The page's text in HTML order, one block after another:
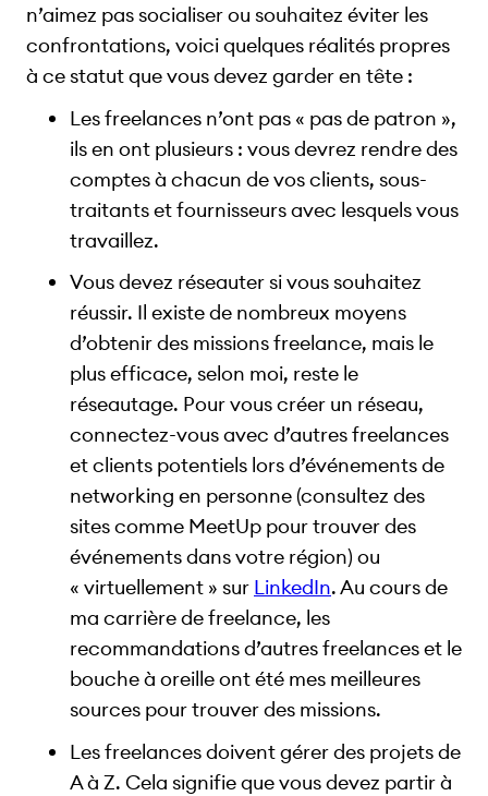
n’aimez pas socialiser ou souhaitez éviter les
confrontations, voici quelques réalités propres
à ce statut que vous devez garder en tête :
Les freelances n’ont pas « pas de patron »,
ils en ont plusieurs : vous devrez rendre des
comptes à chacun de vos clients, sous-
traitants et fournisseurs avec lesquels vous
travaillez.
Vous devez réseauter si vous souhaitez
réussir. Il existe de nombreux moyens
d’obtenir des missions freelance, mais le
plus efficace, selon moi, reste le
réseautage. Pour vous créer un réseau,
connectez-vous avec d’autres freelances
et clients potentiels lors d’événements de
networking en personne (consultez des
sites comme MeetUp pour trouver des
événements dans votre région) ou
« virtuellement » sur LinkedIn. Au cours de
ma carrière de freelance, les
recommandations d’autres freelances et le
bouche à oreille ont été mes meilleures
sources pour trouver des missions.
Les freelances doivent gérer des projets de
A à Z. Cela signifie que vous devez partir à